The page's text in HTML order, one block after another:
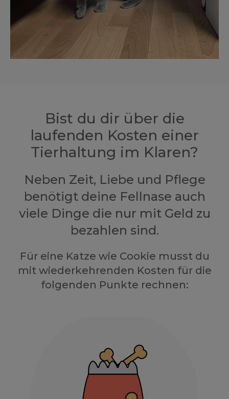
Bist du dir über die
laufenden Kosten einer
Tierhaltung im Klaren?
Neben Zeit, Liebe und Pflege
benötigt deine Fellnase auch
viele Dinge die nur mit Geld zu
bezahlen sind.
Für eine Katze wie Cookie musst du
mit wiederkehrenden Kosten für die
folgenden Punkte rechnen: